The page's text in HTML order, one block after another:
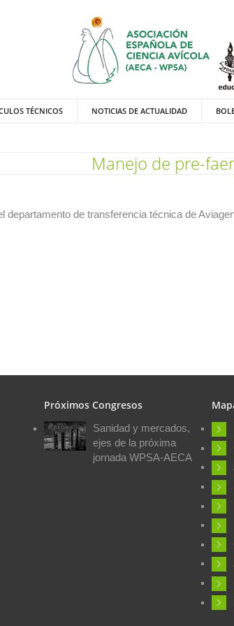
TÉCNICOS NOTICIAS DE ACTUALIDAD
Manejo de pre-
departamento de transferencia técnica de
Próximos Congresos
Sanidad y mercados,
ejes de la próxima
jornada WPSA-AECA